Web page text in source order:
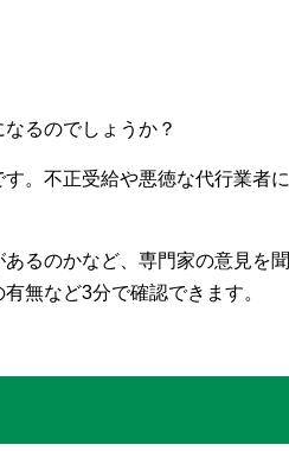
るのでしょうか？
。不正受給や悪徳な代行業者に
るのかなど、専門家の意見を聞
無など3分で確認できます。